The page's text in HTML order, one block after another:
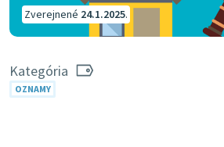
Zverejnené 24.1.2025.
Kategória
OZNAMY